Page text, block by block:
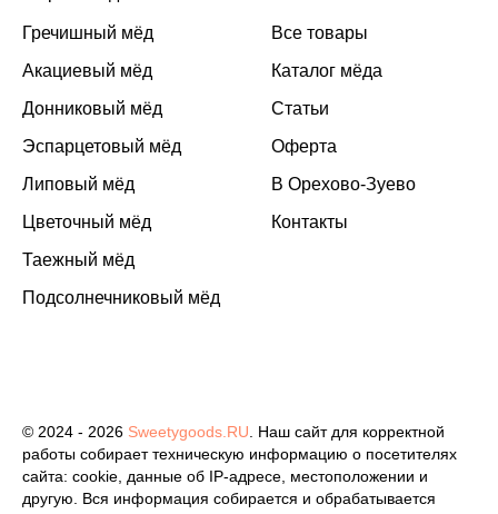
Гречишный мёд
Акациевый мёд
Донниковый мёд
Эспарцетовый мёд
Липовый мёд
Цветочный мёд
Таежный мёд
Подсолнечниковый мёд
Все товары
Каталог мёда
Статьи
Оферта
В Орехово-Зуево
Контакты
© 2024 - 2026 Sweetygoods.RU. Наш сайт для корректной
работы собирает техническую информацию о посетителях
сайта: cookie, данные об IP-адресе, местоположении и
другую. Вся информация собирается и обрабатывается